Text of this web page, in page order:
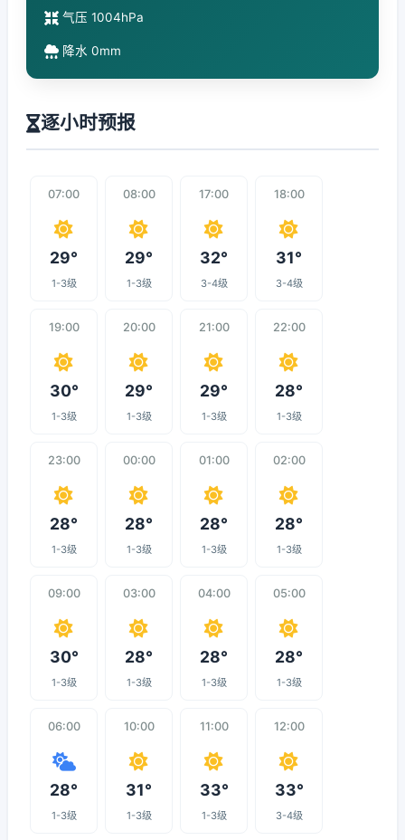
气压 1004hPa
降水 0mm
逐小时预报
07:00
29°
1-3级
08:00
29°
1-3级
17:00
32°
3-4级
18:00
31°
3-4级
19:00
30°
1-3级
20:00
29°
1-3级
21:00
29°
1-3级
22:00
28°
1-3级
23:00
28°
1-3级
00:00
28°
1-3级
01:00
28°
1-3级
02:00
28°
1-3级
09:00
30°
1-3级
03:00
28°
1-3级
04:00
28°
1-3级
05:00
28°
1-3级
06:00
28°
1-3级
10:00
31°
1-3级
11:00
33°
1-3级
12:00
33°
3-4级